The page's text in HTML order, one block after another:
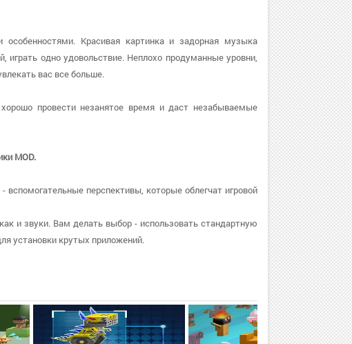
Красивая картинка и задорная музыка
одно удовольствие. Неплохо продуманные уровни,
вас все больше.
провести незанятое время и даст незабываемые
MOD.
- вспомогательные перспективы, которые облегчат игровой
и звуки. Вам делать выбор - использовать стандартную
установки крутых приложений.